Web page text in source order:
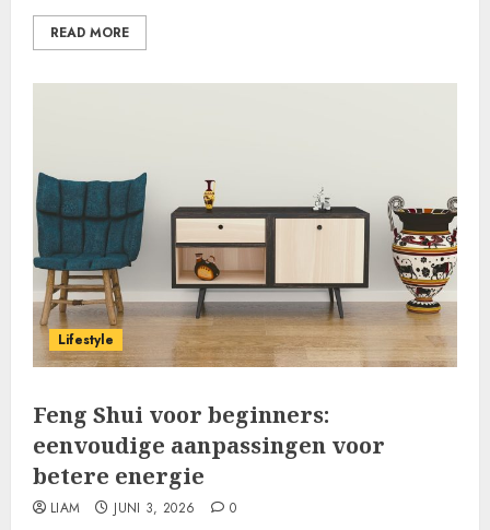
READ MORE
Lifestyle
Feng Shui voor beginners:
eenvoudige aanpassingen voor
betere energie
LIAM JUNI 3, 2026 0